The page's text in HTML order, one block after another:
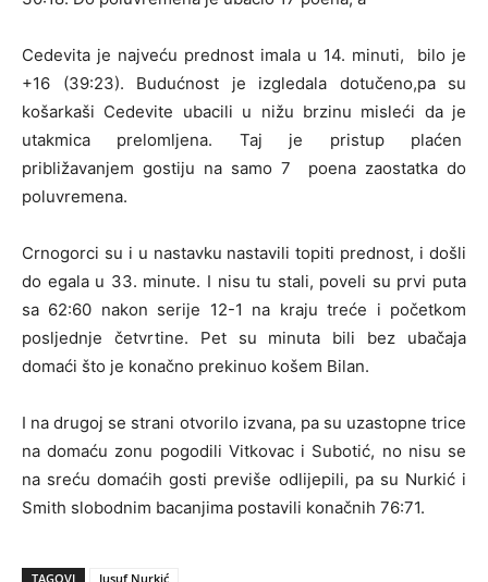
Cedevita je najveću prednost imala u 14. minuti, bilo je
+16 (39:23). Budućnost je izgledala dotučeno,pa su
košarkaši Cedevite ubacili u nižu brzinu misleći da je
utakmica prelomljena. Taj je pristup plaćen
približavanjem gostiju na samo 7 poena zaostatka do
poluvremena.
Crnogorci su i u nastavku nastavili topiti prednost, i došli
do egala u 33. minute. I nisu tu stali, poveli su prvi puta
sa 62:60 nakon serije 12-1 na kraju treće i početkom
posljednje četvrtine. Pet su minuta bili bez ubačaja
domaći što je konačno prekinuo košem Bilan.
I na drugoj se strani otvorilo izvana, pa su uzastopne trice
na domaću zonu pogodili Vitkovac i Subotić, no nisu se
na sreću domaćih gosti previše odlijepili, pa su Nurkić i
Smith slobodnim bacanjima postavili konačnih 76:71.
TAGOVI Jusuf Nurkić